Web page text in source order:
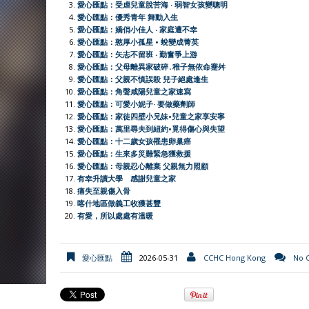
o
o
k
A
p
p
t
e
r
F
e
l
y
愛心匯點：受虐兒童脫苦海 ‧ 弱智女孩變聰明
愛心匯點：優秀青年 舞動入生
愛心匯點：嬌俏小佳人 ‧ 家庭遭不幸
愛心匯點：憨厚小孤星 • 蛻變成菁英
愛心匯點：矢志不留班 ‧ 勤奮爭上游
愛心匯點：父母離異家破碎․稚子無依命蹇舛
愛心匯點：父親不慎誤殺 兒子絕處逢生
愛心匯點：角聲咸陽兒童之家速寫
愛心匯點：可愛小妮子· 要做藥劑師
愛心匯點：家徒四壁小兄妹•兒童之家享安寧
愛心匯點：萬里尋夫到紐約•覓得傷心與失望
愛心匯點：十二歲女孩罹患卵巢癌
愛心匯點：生來多災難緊急獲救援
愛心匯點：母親忍心離棄 父親無力照顧
有幸升讀大學 感謝兒童之家
痛失至親傷入骨
喀什地區做義工收獲甚豐
有愛，所以處處有溫暖
愛心匯點 2026-05-31 CCHC Hong Kong No